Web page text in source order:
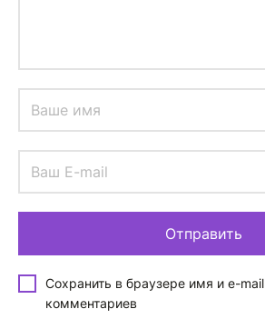
Сохранить в браузере имя и e-
комментариев